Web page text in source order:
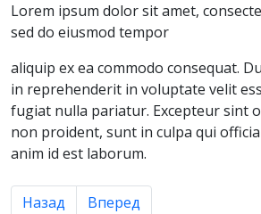
Lorem ipsum dolor sit amet,
sed do eiusmod tempor
aliquip ex ea commodo consequat.
in reprehenderit in voluptate velit
fugiat nulla pariatur. Excepteur sint
non proident, sunt in culpa qui
anim id est laborum.
Предыдущий: Etiam aliquam sem
Назад Следующий: Frankfurter
Вперед